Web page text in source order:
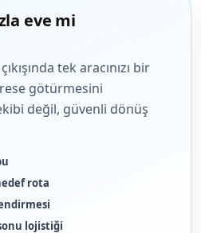
eve mi
tek aracınızı bir
götürmesini
değil, güvenli dönüş
rota
lojistiği